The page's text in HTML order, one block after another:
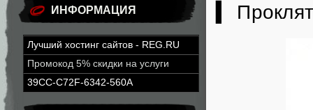
ИНФОРМАЦИЯ
Лучший хостинг сайтов - REG.RU
Промокод 5% скидки на услуги
39CC-C72F-6342-560A
▍